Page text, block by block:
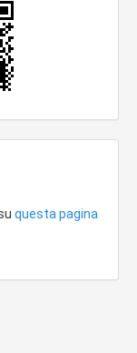
questa pagina